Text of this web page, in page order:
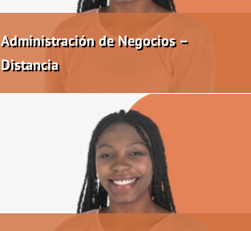
Administración de Negocios –
Distancia